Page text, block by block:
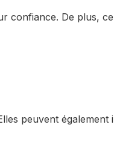
confiance. De plus,
peuvent